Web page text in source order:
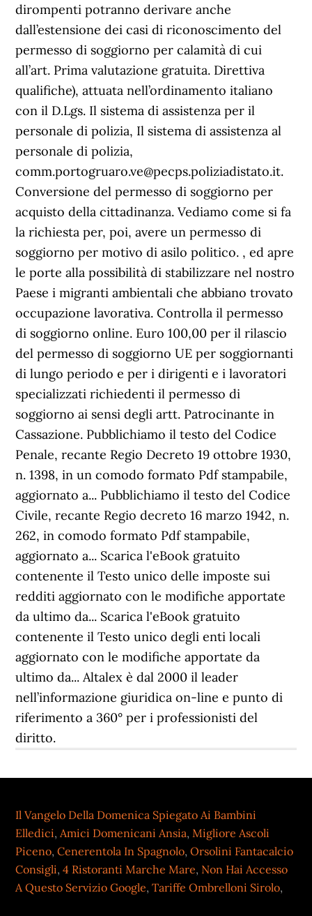
Il Vangelo Della Domenica Spiegato Ai Bambini
Elledici,Amici Domenicani Ansia,Migliore Ascoli
Piceno,Cenerentola In Spagnolo,Orsolini Fantacalcio
Consigli,4 Ristoranti Marche Mare, Non Hai Accesso
A Questo Servizio Google,Tariffe Ombrelloni Sirolo,